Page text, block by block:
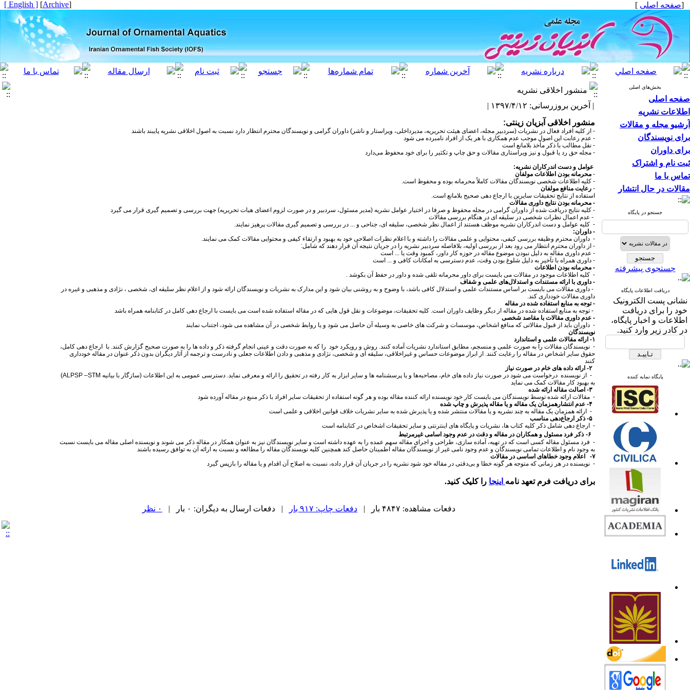
[صفحه اصلی ]
[
Archive
]
[ English ]
بخش‌های اصلی
صفحه اصلی
اطلاعات نشریه
آرشیو مجله و مقالات
برای نویسندگان
برای داوران
ثبت نام و اشتراک
تماس با ما
مقالات در حال انتشار
جستجو در پایگاه
جستجوی پیشرفته
دریافت اطلاعات پایگاه
نشانی پست الکترونیک
خود را برای دریافت
اطلاعات و اخبار پایگاه،
در کادر زیر وارد کنید.
پایگاه نمایه کننده
منشور اخلاقی نشریه
| آخرین بروزرسانی: ۱۳۹۷/۴/۱۲ |
منشور اخلاقی آبزیان زینتی:
- از کلیه افراد فعال در نشریات (سردبیر مجله، اعضای هیئت تحریریه، مدیرداخلی، ویراستار و ناشر) داوران گرامی و نویسندگان محترم انتظار دارد نسبت به اصول اخلاقی نشریه پایبند باشند
- عدم رعابت این اصول موجب عدم همکاری با هر یک از افراد نامبرده می شود
- نقل مطالب با ذکر مأخذ بلامانع است
- مجله حق رد یا قبول و نیز ویراستاری مقالات و حق چاپ و تکثیر را برای خود محفوظ می‌دارد
عوامل و دست اندرکاران نشریه:
- محرمانه بودن اطلاعات مولفان
- کلیه اطلاعات شخصی نویسندگان مقالات کاملاً محرمانه بوده و محفوظ است.
- رعایت منافع مولفان
استفاده از نتایج تحقیقات سایرین با ارجاع دهی صحیح بلامانع است.
- محرمانه بودن نتایج داوری مقالات
- کلیه نتایج دریافت شده از داوران گرامی در مجله محفوظ و صرفا در اختیار عوامل نشریه (مدیر مسئول، سردبیر و در صورت لزوم اعضای هیات تحریریه) جهت بررسی و تصمیم گیری قرار می گیرد
- عدم اعمال نظرات شخصی در سلیقه ای در هنگام بررسی مقالات
- کلیه عوامل و دست اندرکاران نشریه موظف هستند از اعمال نظر شخصی، سلیقه ای، جناحی و ... در بررسی و تصمیم گیری مقالات پرهیز نمایند.
- داوران:
- داوران محترم وظیفه بررسی کیفی، محتوایی و علمی مقالات را داشته و با اعلام نظرات اصلاحی خود به بهبود و ارتقاء کیفی و محتوایی مقالات کمک می نمایند.
- از داوران محترم انتظار می رود بعد از بررسی اولیه، بلافاصله سردبیر نشریه را در جریان نتیجه آن قرار دهند که شامل:
- عدم داوری مقاله به دلیل نبودن موضوع مقاله در حوزه کار داور، کمبود وقت یا ... است
- داوری همراه با تآخیر به دلیل شلوغ بودن وقت، عدم دسترسی به امکانات کافی و ... است
- محرمانه بودن اطلاعات
- کلیه اطلاعات موجود در مقالات می بایست برای داور محرمانه تلقی شده و داور در حفظ آن بکوشد .
- داوری با ارائه مستندات و استدلال‌های علمی و شفاف
- داوری مقالات می بایست بر اساس مستندات علمی و استدلال کافی باشد، با وضوح و به روشنی بیان شود و این مدارک به نشریات و نویسندگان ارائه شود و از اعلام نظر سلیقه ای، شخصی ، نژادی و مذهبی و غیره در
داوری مقالات خودداری کند.
- توجه به منابع استفاده شده در مقاله
- توجه به منابع استفاده شده در مقاله از دیگر وظایف داوران است. کلیه تحقیقات، موضوعات و نقل قول هایی که در مقاله استفاده شده است می بایست با ارجاع دهی کامل در کتابنامه همراه باشد
- عدم داوری مقالات با مقاصد شخصی
- داوران باید از قبول مقالاتی که منافع اشخاص، موسسات و شرکت های خاصی به وسیله آن حاصل می شود و یا روابط شخصی در آن مشاهده می شود، اجتناب نمایند
نویسندگان
۱- ارائه مقالات علمی و استاندارد
- نویسندگان مقالات را به صورت علمی و منسجم، مطابق استاندارد نشریات آماده کنند. روش و رویکرد خود را که به صورت دقت و عینی انجام گرفته ذکر و داده ها را به صورت صحیح گزارش کنند. با ارجاع دهی کامل،
حقوق سایر اشخاص در مقاله را رعایت کنند. از ابراز موضوعات حساس و غیراخلاقی، سلیقه ای و شخصی، نژادی و مذهبی و دادن اطلاعات جعلی و نادرست و ترجمه از آثار دیگران بدون ذکر عنوان در مقاله خودداری
کنند
۲- ارائه داده های خام در صورت نیاز
- از نویسنده درخواست می شود در صورت نیاز داده های خام، مصاحبه‌ها و یا پرسشنامه ها و سایر ابزار به کار رفته در تحقیق را ارائه و معرفی نماید. دسترسی عمومی به این اطلاعات (سازگار با بیانیه ALPSP –STM
)
به بهبود کار مقالات کمک می نماید
۳- اصالت مقاله ارائه شده
- مقالات ارائه شده توسط نویسندگان می بایست کار خود نویسنده ارائه کننده مقاله بوده و هر گونه استفاده از تحقیقات سایر افراد با ذکر منبع در مقاله آورده شود
۴- عدم انتشارهمزمان یک مقاله و یا مقاله پذیرش و چاپ شده
- ارائه همزمان یک مقاله به چند نشریه و یا مقالات منتشر شده و یا پذیرش شده به سایر نشریات خلاف قوانین اخلاقی و علمی است
۵- ذکر ارجاع‌دهی مناسب
- ارجاع دهی شامل ذکر کلیه کتاب ها، نشریات و پایگاه های اینترنتی و سایر تحقیقات اشخاص در کتابنامه است
۶-
ذکر فرد مسئول و همکاران در مقاله و دقت در عدم وجود اسامی غیرمرتبط
- فرد مسئول مقاله کسی است که در تهیه، آماده سازی، طراحی و اجرای مقاله سهم عمده را به عهده داشته است و سایر نویسندگان نیز به عنوان همکار در مقاله ذکر می شوند و نویسنده اصلی مقاله می بایست نسبت
به وجود نام و اطلاعات تمامی نویسندگان و عدم وجود نامی غیر از نویسندگان مقاله اطمینان حاصل کند همچنین کلیه نویسندگان مقاله را مطالعه و نسبت به ارائه آن به توافق رسیده باشند
۷- اعلام وجود خطاهای اساسی در مقالات
- نویسنده در هر زمانی که متوجه هر گونه خطا و بی‌دقتی در مقاله خود شود نشریه را در جریان آن قرار داده، نسبت به اصلاح آن اقدام و یا مقاله را بازپس گیرد
برای دریافت فرم تعهد نامه اینجا را کلیک کنید.
دفعات مشاهده: ۴۸۴۷ بار | دفعات چاپ: ۹۱۷ بار | دفعات ارسال به دیگران: ۰ بار | ۰ نظر